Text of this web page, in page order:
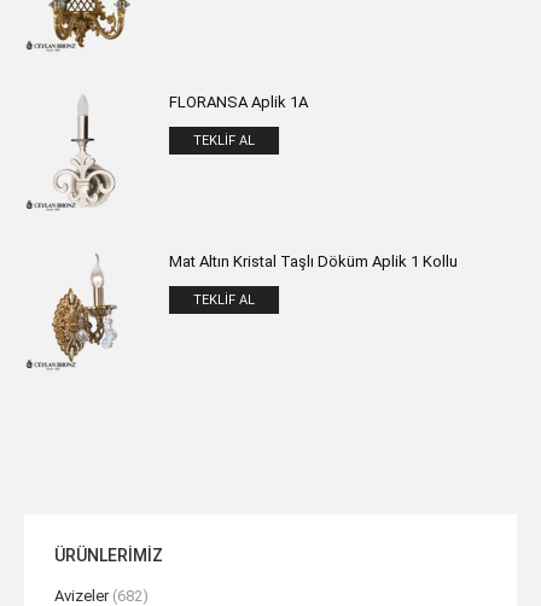
FLORANSA Aplik 1A
TEKLIF AL
Mat Altın Kristal Taşlı Döküm Aplik 1 Kollu
TEKLIF AL
ÜRÜNLERİMİZ
Avizeler (682)